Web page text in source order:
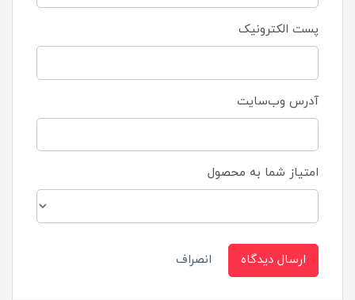
پست الکترونیک
آدرس وب‌سایت
امتیاز شما به محصول
ارسال دیدگاه انصراف